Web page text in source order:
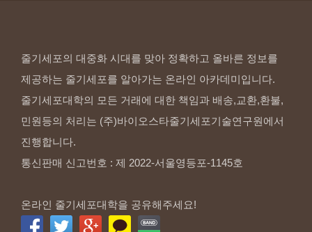
줄기세포의 대중화 시대를 맞아 정확하고 올바른 정보를
제공하는 줄기세포를 알아가는 온라인 아카데미입니다.
줄기세포대학의 모든 거래에 대한 책임과 배송,교환,환불,
민원등의 처리는 (주)바이오스타줄기세포기술연구원에서
진행합니다.
통신판매 신고번호 : 제 2022-서울영등포-1145호
온라인 줄기세포대학을 공유해주세요!